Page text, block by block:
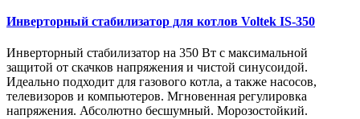
Инверторный стабилизатор для котлов Voltek IS-350
Инверторный стабилизатор на 350 Вт с максимальной
защитой от скачков напряжения и чистой синусоидой.
Идеально подходит для газового котла, а также насосов,
телевизоров и компьютеров. Мгновенная регулировка
напряжения. Абсолютно бесшумный. Морозостойкий.